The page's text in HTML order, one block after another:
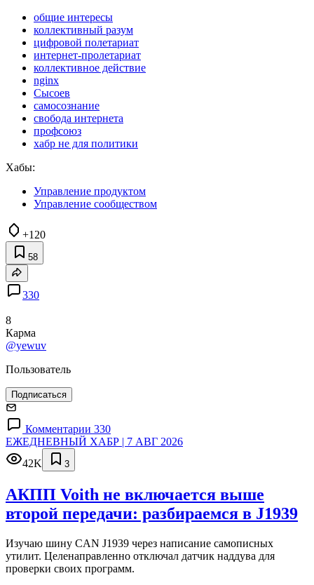
общие интересы
коллективный разум
цифровой полетариат
интернет-пролетариат
коллективное действие
nginx
Сысоев
самосознание
свобода интернета
профсоюз
хабр не для политики
Хабы:
Управление продуктом
Управление сообществом
+120
58
330
8
Карма
@yewuv
Пользователь
Подписаться
Комментарии 330
ЕЖЕДНЕВНЫЙ ХАБР | 7 АВГ 2026
42K
3
АКПП Voith не включается выше
второй передачи: разбираемся в J1939
Изучаю шину CAN J1939 через написание самописных
утилит. Целенаправленно отключал датчик наддува для
проверки своих программ.